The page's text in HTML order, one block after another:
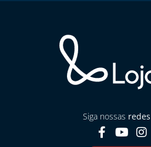
Siga nossas